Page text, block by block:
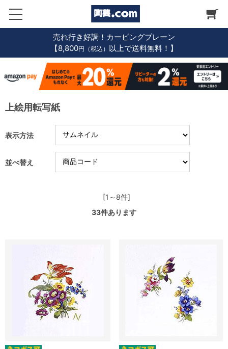
売れ行き好調！カービングプレーン
【8,800円（税込） 以上で送料無料！】
上絵用転写紙
表示方法
並べ替え
[1～8件]
33件あります